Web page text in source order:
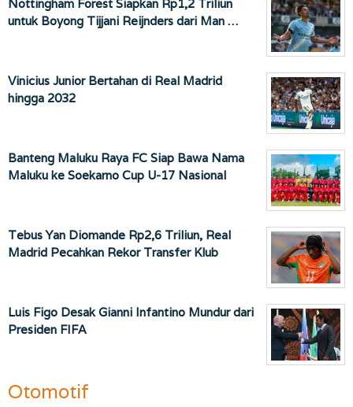
Nottingham Forest Siapkan Rp1,2 Triliun
untuk Boyong Tijjani Reijnders dari Man …
Vinicius Junior Bertahan di Real Madrid
hingga 2032
Banteng Maluku Raya FC Siap Bawa Nama
Maluku ke Soekarno Cup U-17 Nasional
Tebus Yan Diomande Rp2,6 Triliun, Real
Madrid Pecahkan Rekor Transfer Klub
Luis Figo Desak Gianni Infantino Mundur dari
Presiden FIFA
Otomotif